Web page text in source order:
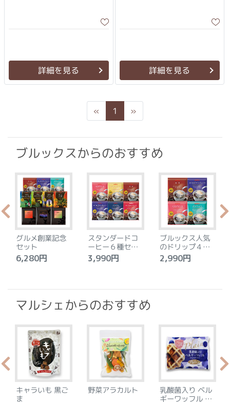
詳細を見る 詳細を見る
« Previous
1 »Next
ブルックスからのおすすめ
グルメ創業記念
セット
6,280円
スタンダードコ
ーヒー６種セッ
ト
3,990円
ブルックス人気
のドリップ４種
セット
2,990円
マルシェからのおすすめ
キャラいも 黒ご
ま
野菜アラカルト
乳酸菌入り ベル
ギーワッフル プ